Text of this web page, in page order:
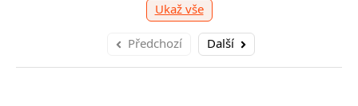
Ukaž vše
Předchozí Další